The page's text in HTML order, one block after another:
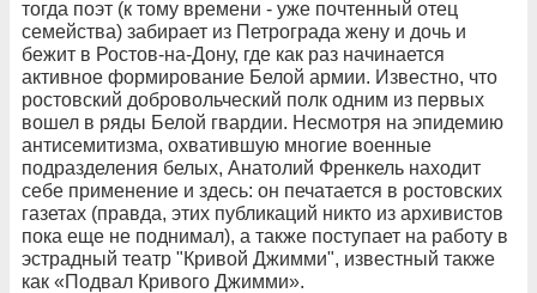
тогда поэт (к тому времени - уже почтенный отец
семейства) забирает из Петрограда жену и дочь и
бежит в Ростов-на-Дону, где как раз начинается
активное формирование Белой армии. Известно, что
ростовский добровольческий полк одним из первых
вошел в ряды Белой гвардии. Несмотря на эпидемию
антисемитизма, охватившую многие военные
подразделения белых, Анатолий Френкель находит
себе применение и здесь: он печатается в ростовских
газетах (правда, этих публикаций никто из архивистов
пока еще не поднимал), а также поступает на работу в
эстрадный театр "Кривой Джимми", известный также
как «Подвал Кривого Джимми».